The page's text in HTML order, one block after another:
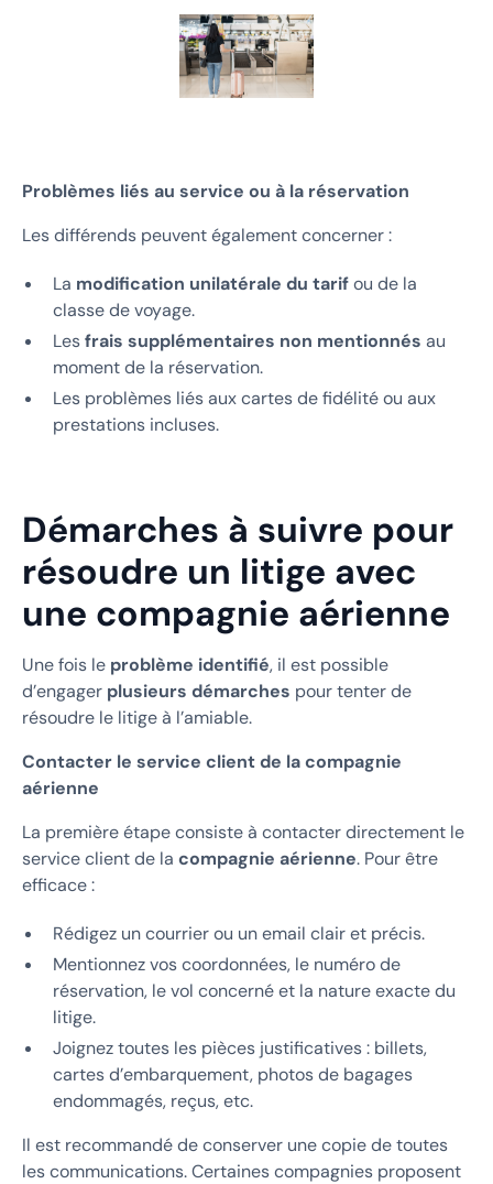
Problèmes liés au service ou à la réservation
Les différends peuvent également concerner :
La modification unilatérale du tarifou de la
classe de voyage.
Lesfrais supplémentaires non mentionnés au
moment de la réservation.
Les problèmes liés aux cartes de fidélité ou aux
prestations incluses.
Démarches à suivre pour
résoudre un litige avec
une compagnie aérienne
Une fois le problème identifié, il est possible
d’engager plusieurs démarches pour tenter de
résoudre le litige à l’amiable.
Contacter le service client de la compagnie
aérienne
La première étape consiste à contacter directement le
service client de la compagnie aérienne. Pour être
efficace :
Rédigez un courrier ou un email clair et précis.
Mentionnez vos coordonnées, le numéro de
réservation, le vol concerné et la nature exacte du
litige.
Joignez toutes les pièces justificatives : billets,
cartes d’embarquement, photos de bagages
endommagés, reçus, etc.
Il est recommandé de conserver une copie de toutes
les communications. Certaines compagnies proposent